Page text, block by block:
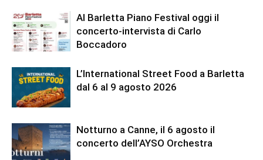
Al Barletta Piano Festival oggi il
concerto-intervista di Carlo
Boccadoro
L’International Street Food a Barletta
dal 6 al 9 agosto 2026
Notturno a Canne, il 6 agosto il
concerto dell’AYSO Orchestra